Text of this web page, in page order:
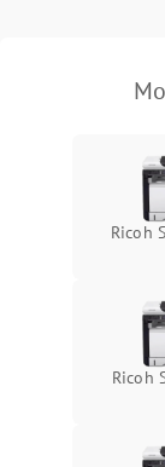
Ricoh
Ricoh